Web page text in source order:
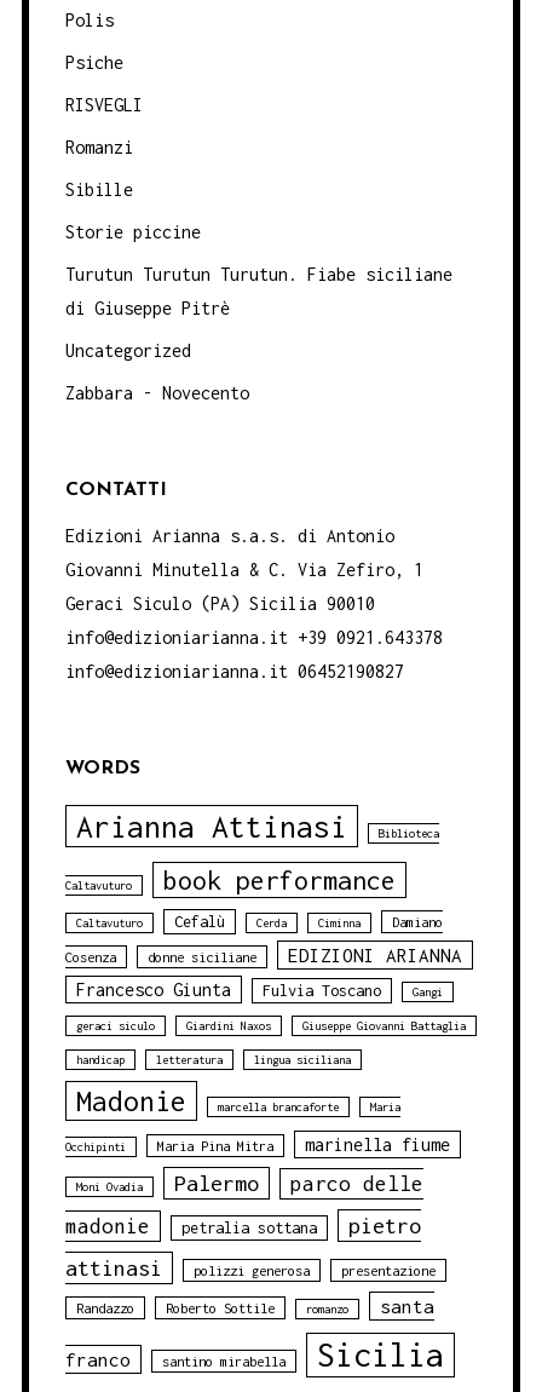
Polis
Psiche
RISVEGLI
Romanzi
Sibille
Storie piccine
Turutun Turutun Turutun. Fiabe siciliane
di Giuseppe Pitrè
Uncategorized
Zabbara - Novecento
CONTATTI
Edizioni Arianna s.a.s. di Antonio
Giovanni Minutella & C. Via Zefiro, 1
Geraci Siculo (PA) Sicilia 90010
info@edizioniarianna.it +39 0921.643378
info@edizioniarianna.it 06452190827
WORDS
Arianna Attinasi Biblioteca
Caltavuturo book performance
Caltavuturo Cefalù Cerda Ciminna Damiano
Cosenza donne siciliane EDIZIONI ARIANNA
Francesco Giunta Fulvia Toscano Gangi
geraci siculo Giardini Naxos Giuseppe Giovanni Battaglia
handicap letteratura lingua siciliana
Madonie marcella brancaforte Maria
Occhipinti Maria Pina Mitra marinella fiume
Moni Ovadia Palermo
parco delle
madonie
petralia sottana
pietro
attinasi
polizzi generosa presentazione
Randazzo Roberto Sottile romanzo santa
franco santino mirabella Sicilia